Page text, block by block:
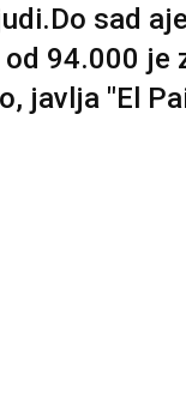
sad
94.000 je
javlja "El